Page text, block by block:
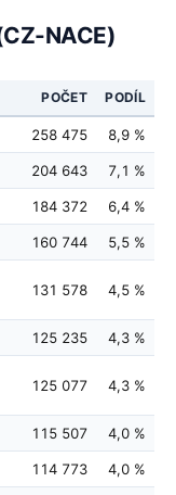
NACE)
POČET PODÍL
258 475 8,9 %
204 643 7,1 %
184 372 6,4 %
160 744 5,5 %
131 578 4,5 %
125 235 4,3 %
125 077 4,3 %
115 507 4,0 %
114 773 4,0 %